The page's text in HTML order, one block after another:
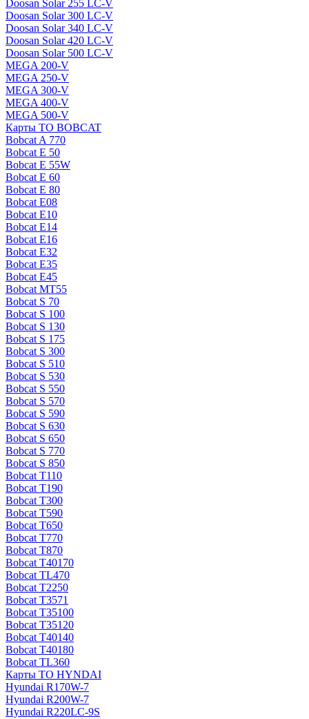
Doosan Solar 255 LC-V
Doosan Solar 300 LC-V
Doosan Solar 340 LC-V
Doosan Solar 420 LC-V
Doosan Solar 500 LC-V
MEGA 200-V
MEGA 250-V
MEGA 300-V
MEGA 400-V
MEGA 500-V
Карты ТО BOBCAT
Bobcat A 770
Bobcat E 50
Bobcat E 55W
Bobcat E 60
Bobcat E 80
Bobcat E08
Bobcat E10
Bobcat E14
Bobcat E16
Bobcat E32
Bobcat E35
Bobcat E45
Bobcat MT55
Bobcat S 70
Bobcat S 100
Bobcat S 130
Bobcat S 175
Bobcat S 300
Bobcat S 510
Bobcat S 530
Bobcat S 550
Bobcat S 570
Bobcat S 590
Bobcat S 630
Bobcat S 650
Bobcat S 770
Bobcat S 850
Bobcat T110
Bobcat T190
Bobcat T300
Bobcat T590
Bobcat T650
Bobcat T770
Bobcat T870
Bobcat T40170
Bobcat TL470
Bobcat Т2250
Bobcat Т3571
Bobcat Т35100
Bobcat Т35120
Bobcat Т40140
Bobcat Т40180
Bobcat ТL360
Карты ТО HYNDAI
Hyundai R170W-7
Hyundai R200W-7
Hyundai R220LC-9S